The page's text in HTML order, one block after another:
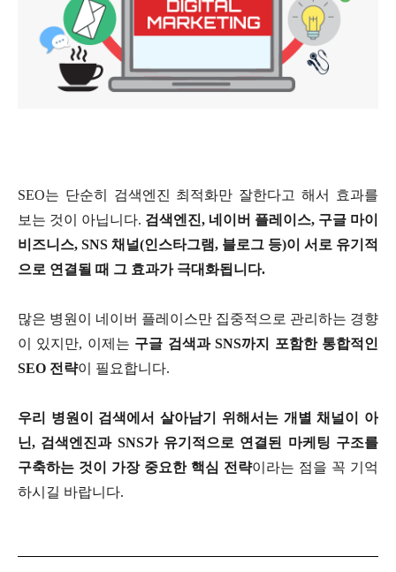
SEO는 단순히 검색엔진 최적화만 잘한다고 해서 효과를
보는 것이 아닙니다. 검색엔진, 네이버 플레이스, 구글 마이
비즈니스, SNS 채널(인스타그램, 블로그 등)이 서로 유기적
으로 연결될 때 그 효과가 극대화됩니다.
많은 병원이 네이버 플레이스만 집중적으로 관리하는 경향
이 있지만, 이제는 구글 검색과SNS까지 포함한 통합적인
SEO 전략이 필요합니다.
우리 병원이 검색에서 살아남기 위해서는 개별 채널이 아
닌, 검색엔진과SNS가 유기적으로 연결된 마케팅 구조를
구축하는 것이 가장 중요한 핵심 전략이라는 점을 꼭 기억
하시길 바랍니다.